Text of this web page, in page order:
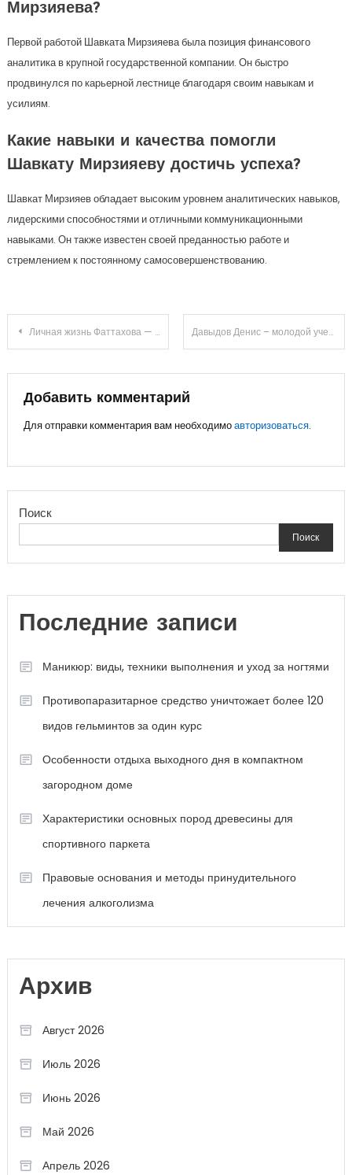
Мирзияева?
Первой работой Шавката Мирзияева была позиция финансового
аналитика в крупной государственной компании. Он быстро
продвинулся по карьерной лестнице благодаря своим навыкам и
усилиям.
Какие навыки и качества помогли
Шавкату Мирзияеву достичь успеха?
Шавкат Мирзияев обладает высоким уровнем аналитических навыков,
лидерскими способностями и отличными коммуникационными
навыками. Он также известен своей преданностью работе и
стремлением к постоянному самосовершенствованию.
Навигация
по
записям
Личная жизнь Фаттахова — биография, личные дела и актуальные события Давыдов Денис – молодой ученый, чей вклад исследованиями в области науки о материалах превзошел ожидания, открывая новые горизонты и принеся множество положительных достижений!
Добавить комментарий
Для отправки комментария вам необходимоавторизоваться.
Поиск
Поиск
Последние записи
Маникюр: виды, техники выполнения и уход за ногтями
Противопаразитарное средство уничтожает более 120
видов гельминтов за один курс
Особенности отдыха выходного дня в компактном
загородном доме
Характеристики основных пород древесины для
спортивного паркета
Правовые основания и методы принудительного
лечения алкоголизма
Архив
Август 2026
Июль 2026
Июнь 2026
Май 2026
Апрель 2026